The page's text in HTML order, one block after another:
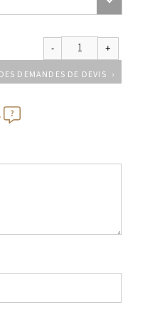
DEMANDES DE DEVIS